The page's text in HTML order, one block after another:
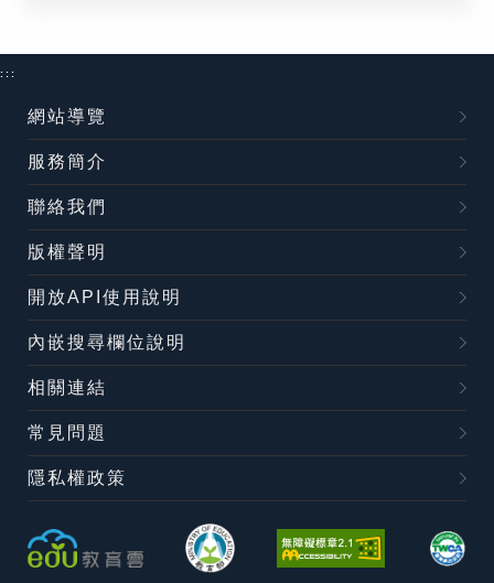
:::
網站導覽
服務簡介
聯絡我們
版權聲明
開放API使用說明
內嵌搜尋欄位說明
相關連結
常見問題
隱私權政策